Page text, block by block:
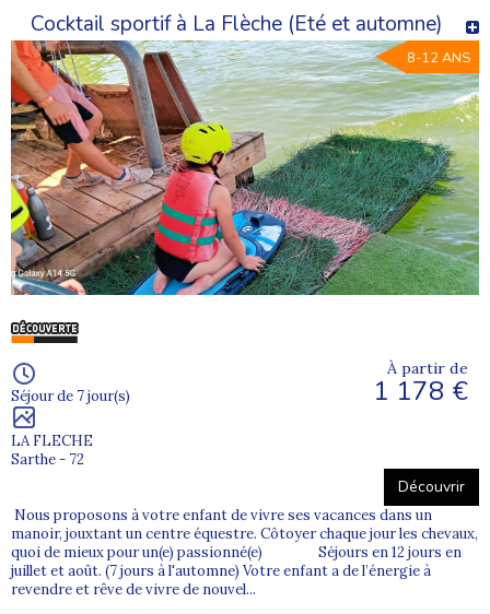
Cocktail sportif à La Flèche (Eté et automne)
8-12 ANS
Séjour de 7 jour(s)
LA FLECHE
Sarthe - 72
À partir de
1 178 €
Découvrir
Nous proposons à votre enfant de vivre ses vacances dans un
manoir, jouxtant un centre équestre. Côtoyer chaque jour les chevaux,
quoi de mieux pour un(e) passionné(e) Séjours en 12 jours en
juillet et août. (7 jours à l'automne) Votre enfant a de l’énergie à
revendre et rêve de vivre de nouvel...